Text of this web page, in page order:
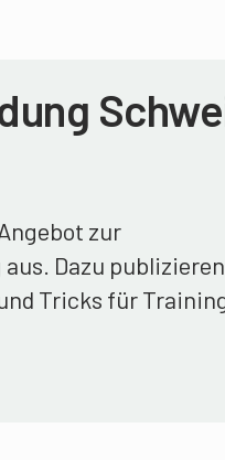
zur
Dazu
Tricks für